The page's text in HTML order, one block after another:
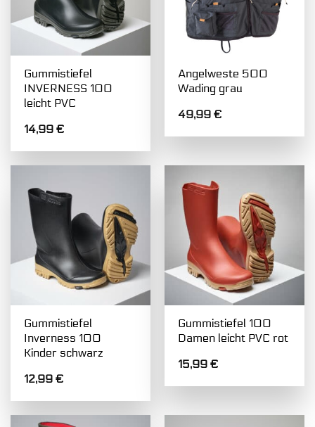
Gummistiefel
INVERNESS 100
leicht PVC
14,99€
Angelweste 500
Wading grau
49,99€
Gummistiefel
Inverness 100
Kinder schwarz
12,99€
Gummistiefel 100
Damen leicht PVC rot
15,99€